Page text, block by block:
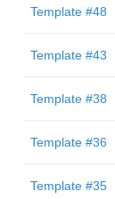
Template #48
Template #43
Template #38
Template #36
Template #35